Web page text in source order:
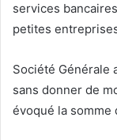
services
petites
Société Générale
sans donner de
évoqué la somme